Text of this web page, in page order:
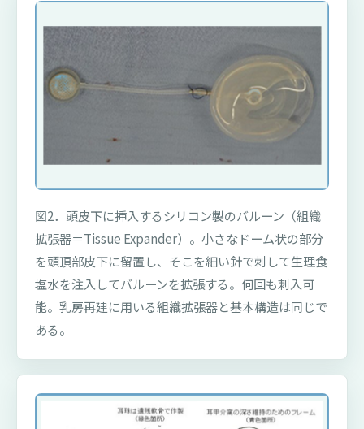
図2．頭皮下に挿入するシリコン製のバルーン（組織
拡張器＝Tissue Expander）。小さなドーム状の部分
を頭頂部皮下に留置し、そこを細い針で刺して生理食
塩水を注入してバルーンを拡張する。何回も刺入可
能。乳房再建に用いる組織拡張器と基本構造は同じで
ある。